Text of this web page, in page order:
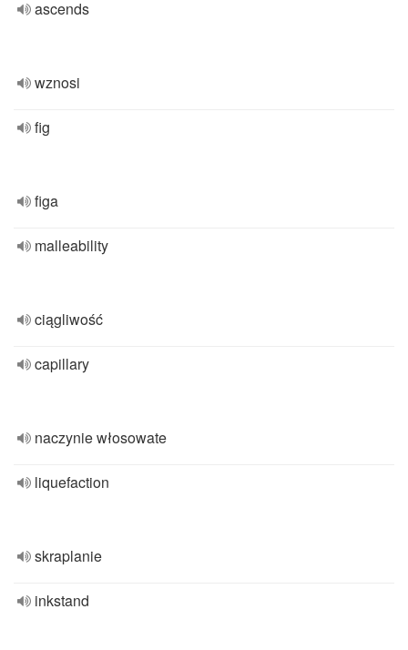
ascends
wznosi
fig
figa
malleability
ciągliwość
capillary
naczynie włosowate
liquefaction
skraplanie
inkstand